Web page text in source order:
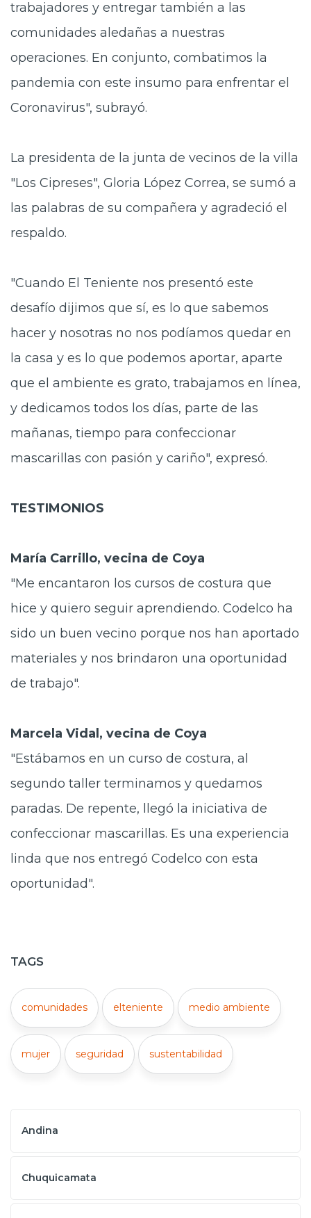
trabajadores y entregar también a las
comunidades aledañas a nuestras
operaciones. En conjunto, combatimos la
pandemia con este insumo para enfrentar el
Coronavirus", subrayó.
La presidenta de la junta de vecinos de la villa
"Los Cipreses", Gloria López Correa, se sumó a
las palabras de su compañera y agradeció el
respaldo.
"Cuando El Teniente nos presentó este
desafío dijimos que sí, es lo que sabemos
hacer y nosotras no nos podíamos quedar en
la casa y es lo que podemos aportar, aparte
que el ambiente es grato, trabajamos en línea,
y dedicamos todos los días, parte de las
mañanas, tiempo para confeccionar
mascarillas con pasión y cariño", expresó.
TESTIMONIOS
María Carrillo, vecina de Coya
"Me encantaron los cursos de costura que
hice y quiero seguir aprendiendo. Codelco ha
sido un buen vecino porque nos han aportado
materiales y nos brindaron una oportunidad
de trabajo".
Marcela Vidal, vecina de Coya
"Estábamos en un curso de costura, al
segundo taller terminamos y quedamos
paradas. De repente, llegó la iniciativa de
confeccionar mascarillas. Es una experiencia
linda que nos entregó Codelco con esta
oportunidad".
TAGS
comunidades elteniente medio ambiente
mujer seguridad sustentabilidad
Andina
Chuquicamata